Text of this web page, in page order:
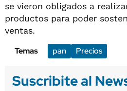
se vieron obligados a
productos para poder
ventas.
Temas
pan Precios
Suscribite al